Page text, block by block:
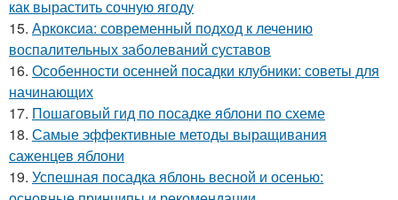
как вырастить сочную ягоду
15. Аркоксиа: современный подход к лечению
воспалительных заболеваний суставов
16. Особенности осенней посадки клубники: советы для
начинающих
17. Пошаговый гид по посадке яблони по схеме
18. Самые эффективные методы выращивания
саженцев яблони
19. Успешная посадка яблонь весной и осенью: